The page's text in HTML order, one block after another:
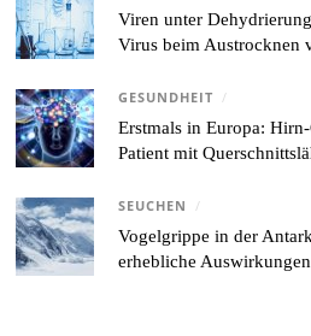
Viren unter
Virus beim Austrocknen
GESUNDHEIT /
Erstmals in Europa:
Patient mit
SEUCHEN /
Vogelgrippe in der
erhebliche